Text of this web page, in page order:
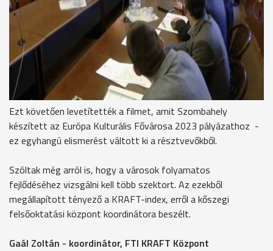
tervezetnek az első olvasatban történő vitája volt, eléggé
élénk érdeklődést váltott ki ez a napirendi pont, sok javaslat
és észrevétel érkezett, abban maradtunk, hogy az érintettek
április végéig megküldik aktuális javaslataikat, ezeket mi
átfésüljük, és májusi, tatai ülésén fogja elfogadni a
szervezet.”
Ezt követően levetítették a filmet, amit Szombahely
készített az Európa Kulturális Fővárosa 2023 pályázathoz -
ez egyhangú elismerést váltott ki a résztvevőkből.
Szóltak még arról is, hogy a városok folyamatos
fejlődéséhez vizsgálni kell több szektort. Az ezekből
megállapított tényező a KRAFT-index, erről a kőszegi
felsőoktatási központ koordinátora beszélt.
Gaál Zoltán - koordinátor, FTI KRAFT Központ